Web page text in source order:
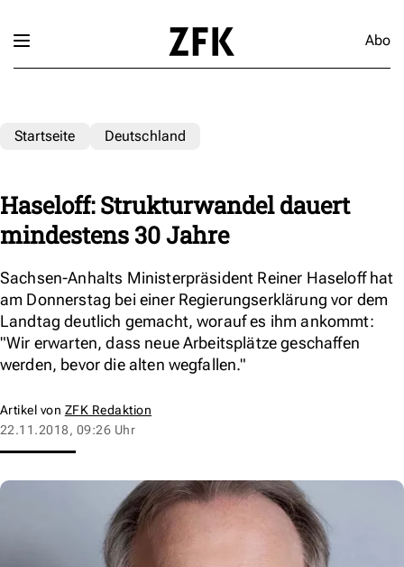
Abo
Startseite Deutschland
Haseloff: Strukturwandel dauert
mindestens 30 Jahre
Sachsen-Anhalts Ministerpräsident Reiner Haseloff hat
am Donnerstag bei einer Regierungserklärung vor dem
Landtag deutlich gemacht, worauf es ihm ankommt:
"Wir erwarten, dass neue Arbeitsplätze geschaffen
werden, bevor die alten wegfallen."
Artikel von ZFK Redaktion
22.11.2018, 09:26 Uhr